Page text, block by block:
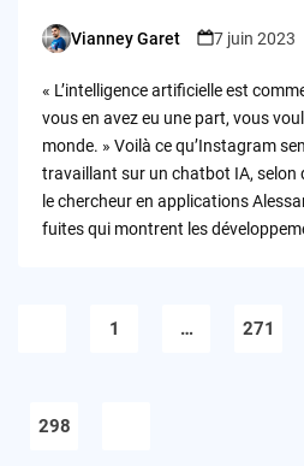
Posted
Vianney Garet 7 juin 2023
« L’intelligence artificielle est
vous en avez eu une part, vous
monde. » Voilà ce qu’Instagram
travaillant sur un chatbot IA, selon
le chercheur en applications
fuites qui montrent les
1 … 271
298